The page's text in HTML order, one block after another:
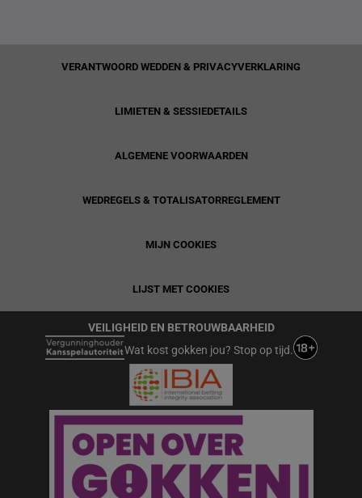
VERANTWOORD WEDDEN & PRIVACYVERKLARING
LIMIETEN & SESSIEDETAILS
ALGEMENE VOORWAARDEN
WEDREGELS & TOTALISATORREGLEMENT
MIJN COOKIES
LIJST MET COOKIES
VEILIGHEID EN BETROUWBAARHEID
Wat kost gokken jou? Stop op tijd.